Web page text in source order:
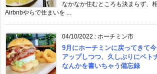
なかなか住むところも決まらず、
Airbnbやらで住まいを ...
04/10/2022 : ホーチミン市
9月にホーチミンに戻ってきて
アップしつつ、久しぶりにベト
なんかを書いちゃう備忘録